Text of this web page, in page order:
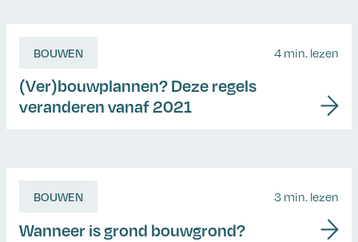
BOUWEN 4 min. lezen
(Ver)bouwplannen? Deze regels
veranderen vanaf 2021
BOUWEN 3 min. lezen
Wanneer is grond bouwgrond?